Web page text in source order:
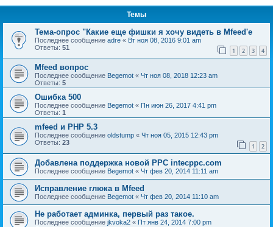
Темы
Тема-опрос "Какие еще фишки я хочу видеть в Mfeed'е
Последнее сообщение adre « Вт ноя 08, 2016 9:01 am
Ответы: 51 1 2 3 4
Mfeed вопрос
Последнее сообщение Begemot « Чт ноя 08, 2018 12:23 am
Ответы: 5
Ошибка 500
Последнее сообщение Begemot « Пн июн 26, 2017 4:41 pm
Ответы: 1
mfeed и PHP 5.3
Последнее сообщение oldstump « Чт ноя 05, 2015 12:43 pm
Ответы: 23 1 2
Добавлена поддержка новой PPC intecppc.com
Последнее сообщение Begemot « Чт фев 20, 2014 11:11 am
Исправление глюка в Mfeed
Последнее сообщение Begemot « Чт фев 20, 2014 11:10 am
Не работает админка, первый раз такое.
Последнее сообщение jkvoka2 « Пт янв 24, 2014 7:00 pm